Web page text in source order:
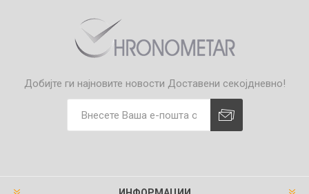
Добијте ги најновите новости Доставени секојдневно!